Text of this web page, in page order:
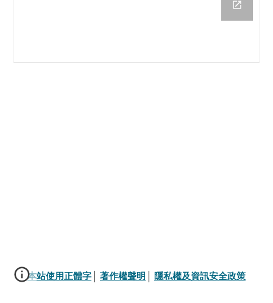
本站使用正體字 著作權聲明 隱私權及資訊安全政策